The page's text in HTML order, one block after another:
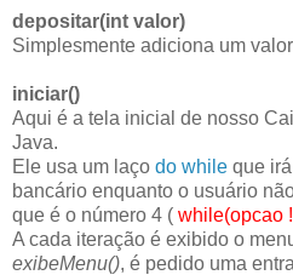
depositar(int valor)
Simplesmente adiciona um
iniciar()
Aqui é a tela inicial de nosso
Java.
Ele usa um laço do while que
bancário enquanto o usuário
que é o número 4 ( while(opcao
A cada iteração é exibido o
exibeMenu(), é pedido uma